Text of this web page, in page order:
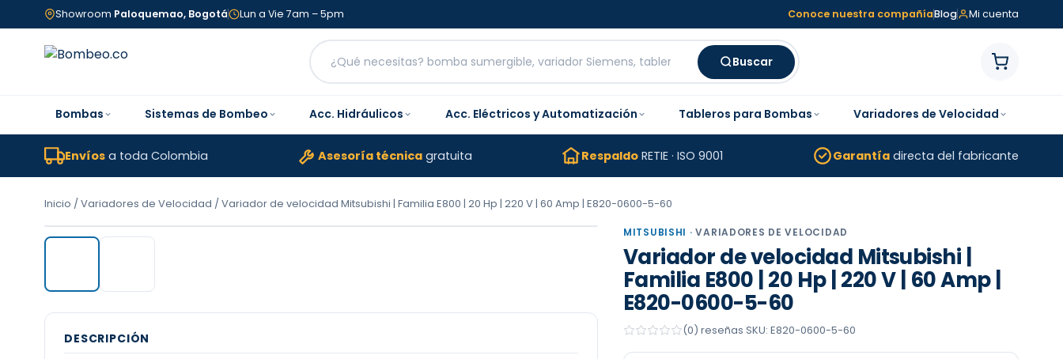
Showroom Paloquemao, Bogotá Lun a Vie 7am – 5pm Conoce nuestra compañíaBlog Mi cuenta
Buscar
Bombas Sistemas de Bombeo Acc. Hidráulicos Acc. Eléctricos y Automatización Tableros para Bombas Variadores de Velocidad
Envíos a toda Colombia Asesoría técnicagratuita Respaldo RETIE · ISO 9001 Garantíadirecta del fabricante
Inicio /Variadores de Velocidad / Variador de velocidad Mitsubishi | Familia E800 | 20 Hp | 220 V | 60 Amp | E820-0600-5-60
MITSUBISHI ·VARIADORES DE VELOCIDAD
Variador de velocidad Mitsubishi |
Familia E800 | 20 Hp | 220 V | 60 Amp |
E820-0600-5-60
(0) reseñas SKU: E820-0600-5-60
DESCRIPCIÓN